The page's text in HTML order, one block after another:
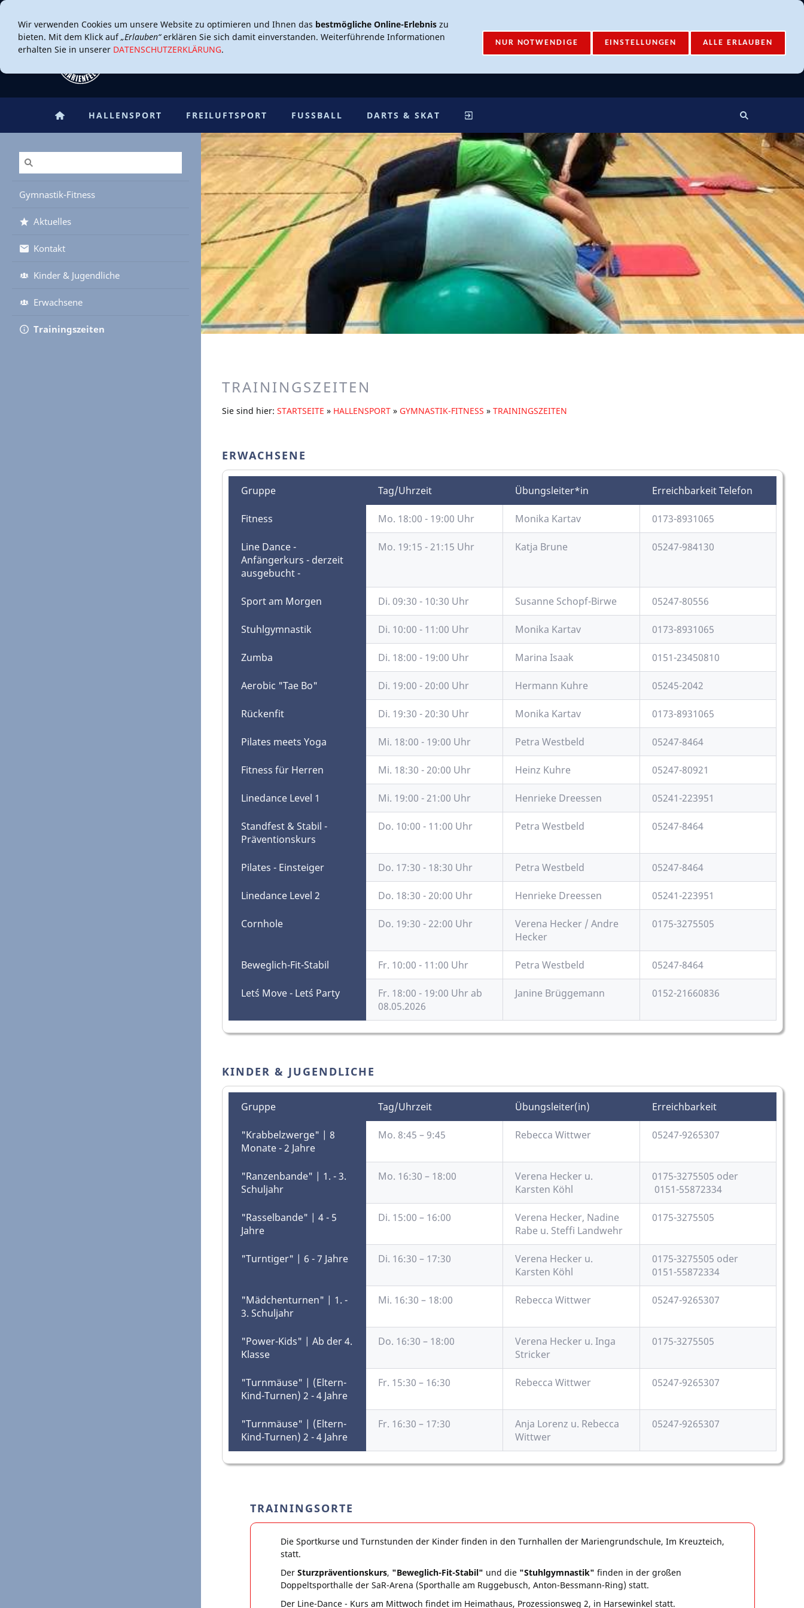
HALLENSPORT FREILUFTSPORT FUSSBALL DARTS & SKAT
Gymnastik-Fitness
Aktuelles
Kontakt
Kinder & Jugendliche
Erwachsene
Trainingszeiten
TRAININGSZEITEN
Sie sind hier: STARTSEITE » HALLENSPORT » GYMNASTIK-FITNESS » TRAININGSZEITEN
ERWACHSENE
Gruppe Tag/Uhrzeit Übungsleiter*in Erreichbarkeit Telefon
Fitness Mo. 18:00 - 19:00 Uhr Monika Kartav 0173-8931065
Line Dance -
Anfängerkurs - derzeit
ausgebucht -
Mo. 19:15 - 21:15 Uhr Katja Brune 05247-984130
Sport am Morgen Di. 09:30 - 10:30 Uhr Susanne Schopf-Birwe 05247-80556
Stuhlgymnastik Di. 10:00 - 11:00 Uhr Monika Kartav 0173-8931065
Zumba Di. 18:00 - 19:00 Uhr Marina Isaak 0151-23450810
Aerobic "Tae Bo" Di. 19:00 - 20:00 Uhr Hermann Kuhre 05245-2042
Rückenfit Di. 19:30 - 20:30 Uhr Monika Kartav 0173-8931065
Pilates meets Yoga Mi. 18:00 - 19:00 Uhr Petra Westbeld 05247-8464
Fitness für Herren Mi. 18:30 - 20:00 Uhr Heinz Kuhre 05247-80921
Linedance Level 1 Mi. 19:00 - 21:00 Uhr Henrieke Dreessen 05241-223951
Standfest & Stabil -
Präventionskurs
Do. 10:00 - 11:00 Uhr Petra Westbeld 05247-8464
Pilates - Einsteiger Do. 17:30 - 18:30 Uhr Petra Westbeld 05247-8464
Linedance Level 2 Do. 18:30 - 20:00 Uhr Henrieke Dreessen 05241-223951
Cornhole Do. 19:30 - 22:00 Uhr
Verena Hecker / Andre
Hecker
0175-3275505
Beweglich-Fit-Stabil Fr. 10:00 - 11:00 Uhr Petra Westbeld 05247-8464
Let´s Move - Let´s Party
Fr. 18:00 - 19:00 Uhr ab
08.05.2026
Janine Brüggemann 0152-21660836
KINDER & JUGENDLICHE
Gruppe Tag/Uhrzeit Übungsleiter(in) Erreichbarkeit
"Krabbelzwerge" | 8
Monate - 2 Jahre
Mo. 8:45 – 9:45 Rebecca Wittwer 05247-9265307
"Ranzenbande" | 1. - 3.
Schuljahr
Mo. 16:30 – 18:00
Verena Hecker u.
Karsten Köhl
0175-3275505 oder
0151-55872334
"Rasselbande" | 4 - 5
Jahre
Di. 15:00 – 16:00
Verena Hecker, Nadine
Rabe u. Steffi Landwehr
0175-3275505
"Turntiger" | 6 - 7 Jahre Di. 16:30 – 17:30
Verena Hecker u.
Karsten Köhl
0175-3275505 oder
0151-55872334
"Mädchenturnen" | 1. -
3. Schuljahr
Mi. 16:30 – 18:00 Rebecca Wittwer 05247-9265307
"Power-Kids" | Ab der 4.
Klasse
Do. 16:30 – 18:00
Verena Hecker u. Inga
Stricker
0175-3275505
"Turnmäuse" | (Eltern-
Kind-Turnen) 2 - 4 Jahre
Fr. 15:30 – 16:30 Rebecca Wittwer 05247-9265307
"Turnmäuse" | (Eltern-
Kind-Turnen) 2 - 4 Jahre
Fr. 16:30 – 17:30
Anja Lorenz u. Rebecca
Wittwer
05247-9265307
TRAININGSORTE
Die Sportkurse und Turnstunden der Kinder finden in den Turnhallen der Mariengrundschule, Im Kreuzteich,
statt.
Der Sturzpräventionskurs, "Beweglich-Fit-Stabil" und die "Stuhlgymnastik" finden in der großen
Doppeltsporthalle der SaR-Arena (Sporthalle am Ruggebusch, Anton-Bessmann-Ring) statt.
Der Line-Dance - Kurs am Mittwoch findet im Heimathaus, Prozessionsweg 2, in Harsewinkel statt.
Wir verwenden Cookies um unsere Website zu optimieren und Ihnen das bestmögliche Online-Erlebnis zu
bieten. Mit dem Klick auf„Erlauben“erklären Sie sich damit einverstanden. Weiterführende Informationen
erhalten Sie in unserer DATENSCHUTZERKLÄRUNG.
NUR NOTWENDIGE EINSTELLUNGEN ALLE ERLAUBEN